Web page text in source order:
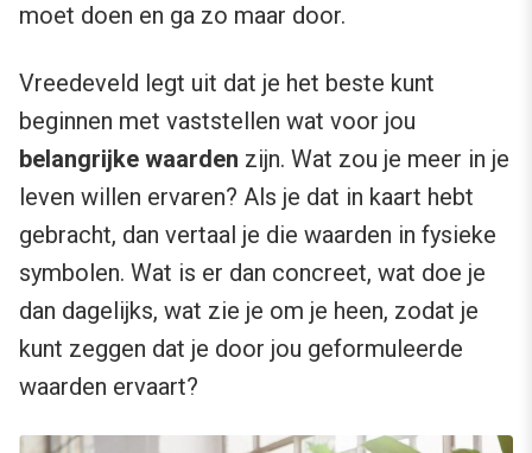
moet doen en ga zo maar door.
Vreedeveld legt uit dat je het beste kunt
beginnen met vaststellen wat voor jou
belangrijke waarden zijn. Wat zou je meer in je
leven willen ervaren? Als je dat in kaart hebt
gebracht, dan vertaal je die waarden in fysieke
symbolen. Wat is er dan concreet, wat doe je
dan dagelijks, wat zie je om je heen, zodat je
kunt zeggen dat je door jou geformuleerde
waarden ervaart?